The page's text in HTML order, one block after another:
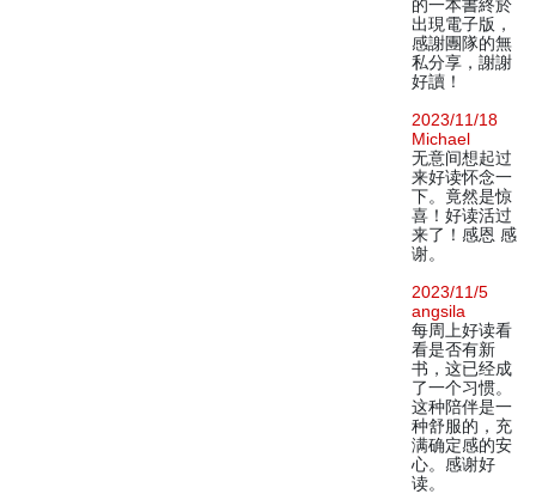
的一本書終於
出現電子版，
感謝團隊的無
私分享，謝謝
好讀！
2023/11/18
Michael
无意间想起过
来好读怀念一
下。竟然是惊
喜！好读活过
来了！感恩 感
谢。
2023/11/5
angsila
每周上好读看
看是否有新
书，这已经成
了一个习惯。
这种陪伴是一
种舒服的，充
满确定感的安
心。感谢好
读。